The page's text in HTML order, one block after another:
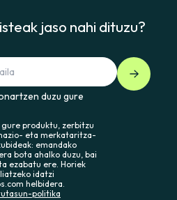
jaso nahi dituzu?
duzu gure
produktu, zerbitzu
eta merkataritza-
emandako
bota ahalko duzu, bai
ezabatu ere. Horiek
idatzi
helbidera.
politika